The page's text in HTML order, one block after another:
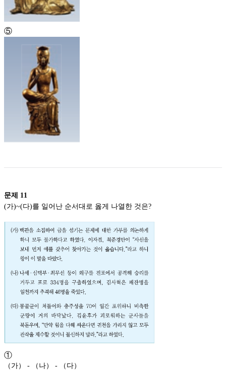
⑤
문제 11
(가)~(다)를 일어난 순서대로 옳게 나열한 것은?
①
（가） - （나） - （다）